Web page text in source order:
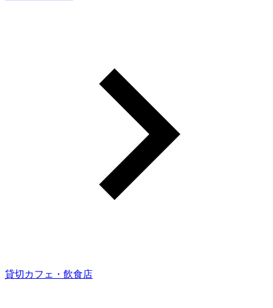
貸切カフェ・飲食店